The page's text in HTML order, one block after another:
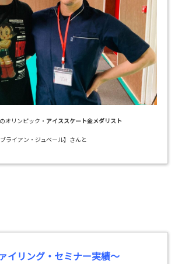
オリンピック・ アイススケート金メダリスト
ブライアン・ジュベール】さんと
イリング・セミナー実績～